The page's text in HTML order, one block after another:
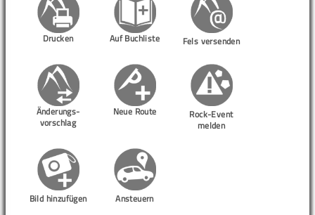
Drucken Auf Buchliste Fels versenden
Änderungs-
vorschlag
Neue Route
Rock-Event
melden
Bild hinzufügen Ansteuern